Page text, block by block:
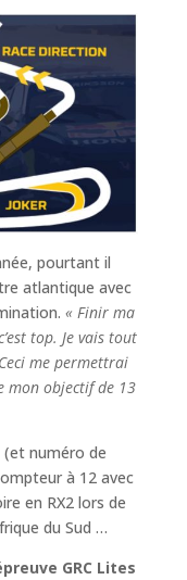
pourtant il
atlantique avec
« Finir ma
top. Je vais tout
me permettrai
mon objectif de 13
numéro de
à 12 avec
en RX2 lors de
du Sud …
GRC Lites